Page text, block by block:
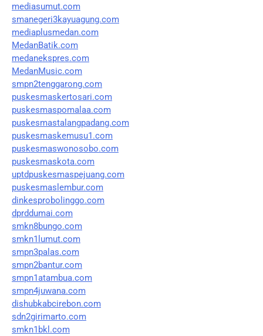
mediasumut.com
smanegeri3kayuagung.com
mediaplusmedan.com
MedanBatik.com
medanekspres.com
MedanMusic.com
smpn2tenggarong.com
puskesmaskertosari.com
puskesmaspomalaa.com
puskesmastalangpadang.com
puskesmaskemusu1.com
puskesmaswonosobo.com
puskesmaskota.com
uptdpuskesmaspejuang.com
puskesmaslembur.com
dinkesprobolinggo.com
dprddumai.com
smkn8bungo.com
smkn1lumut.com
smpn3palas.com
smpn2bantur.com
smpn1atambua.com
smpn4juwana.com
dishubkabcirebon.com
sdn2girimarto.com
smkn1bkl.com